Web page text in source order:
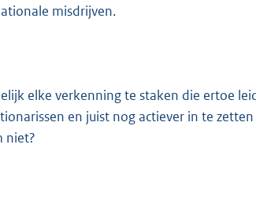
misdrijven.
elke verkenning te staken die ertoe
en juist nog actiever in te
niet?